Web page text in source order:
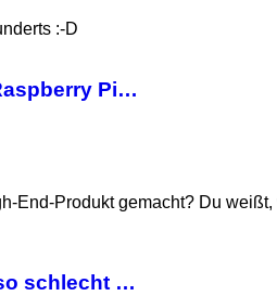
:-D
Pi…
End-Produkt gemacht? Du
schlecht …